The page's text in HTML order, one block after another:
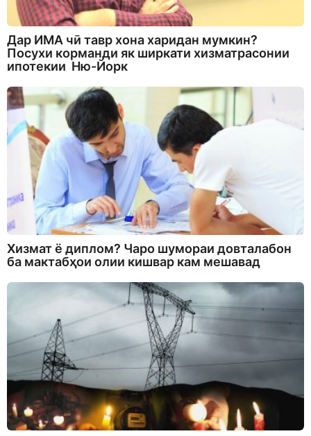
Дар ИМА чӣ тавр хона харидан мумкин?
Посухи корманди як ширкати хизматрасонии
ипотекии Ню-Йорк
Хизмат ё диплом? Чаро шумораи довталабон
ба мактабҳои олии кишвар кам мешавад